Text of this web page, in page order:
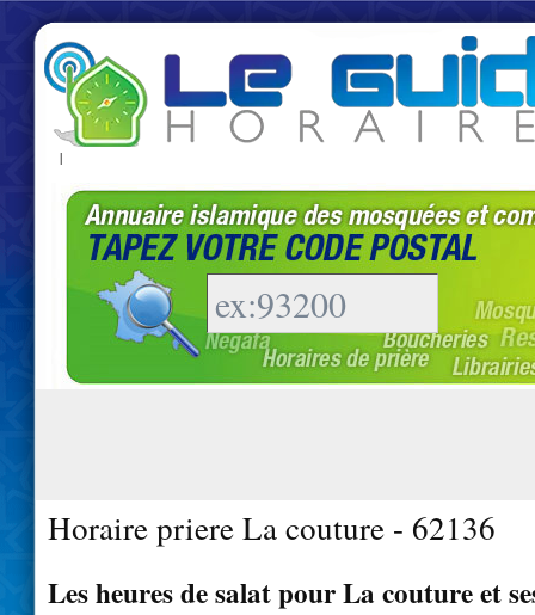
|
Horaire priere La couture - 62136
Les heures de salat pour La couture et